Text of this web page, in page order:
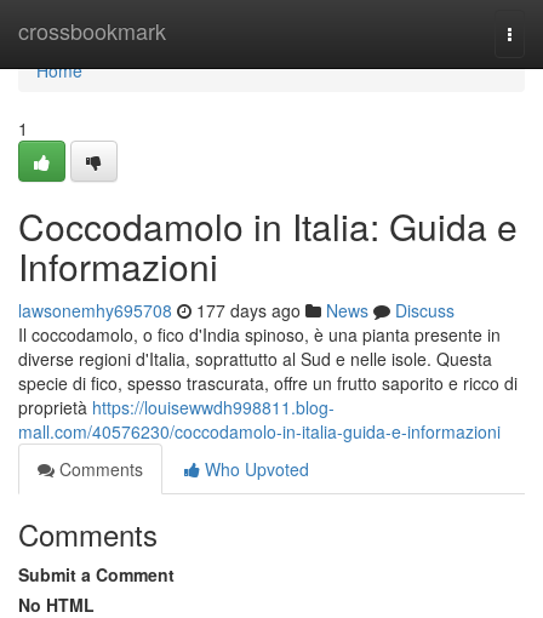
crossbookmark
Home
Home
1
Coccodamolo in Italia: Guida e
Informazioni
lawsonemhy695708 177 days ago News
Discuss
Il coccodamolo, o fico d'India spinoso, è una pianta presente in
diverse regioni d'Italia, soprattutto al Sud e nelle isole. Questa
specie di fico, spesso trascurata, offre un frutto saporito e ricco di
proprietà https://louisewwdh998811.blog-
mall.com/40576230/coccodamolo-in-italia-guida-e-informazioni
Comments
Who Upvoted
Comments
Submit a Comment
No HTML